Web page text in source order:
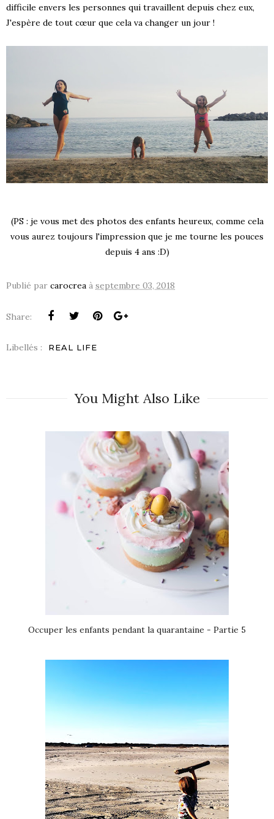
difficile envers les personnes qui travaillent depuis chez eux,
J'espère de tout cœur que cela va changer un jour !
(PS : je vous met des photos des enfants heureux, comme cela
vous aurez toujours l'impression que je me tourne les pouces
depuis 4 ans :D)
Publié par carocrea à septembre 03, 2018
Share:
Libellés : REAL LIFE
You Might Also Like
Occuper les enfants pendant la quarantaine - Partie 5